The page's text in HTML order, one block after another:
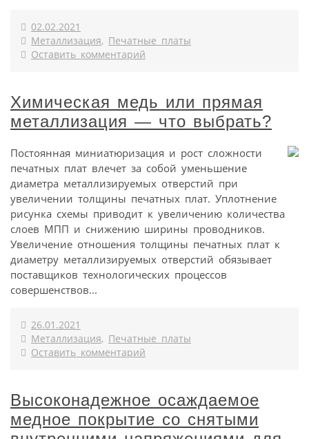
02.02.2021
Металлизация, Печатные платы
Оставить комментарий
Химическая медь или прямая
металлизация — что выбрать?
Постоянная миниатюризация и рост сложности
печатных плат влечет за собой уменьшение
диаметра металлизируемых отверстий при
увеличении толщины печатных плат. Уплотнение
рисунка схемы приводит к увеличению количества
слоев МПП и снижению ширины проводников.
Увеличение отношения толщины печатных плат к
диаметру металлизируемых отверстий обязывает
поставщиков технологических процессов
совершенствов...
26.01.2021
Металлизация, Печатные платы
Оставить комментарий
Высоконадежное осаждаемое
медное покрытие со снятыми